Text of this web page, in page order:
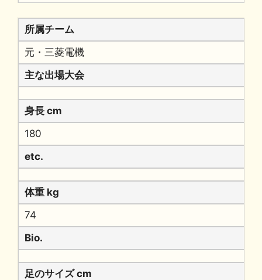
所属チーム
元・三菱電機
主な出場大会
身長 cm
180
etc.
体重 kg
74
Bio.
足のサイズ cm